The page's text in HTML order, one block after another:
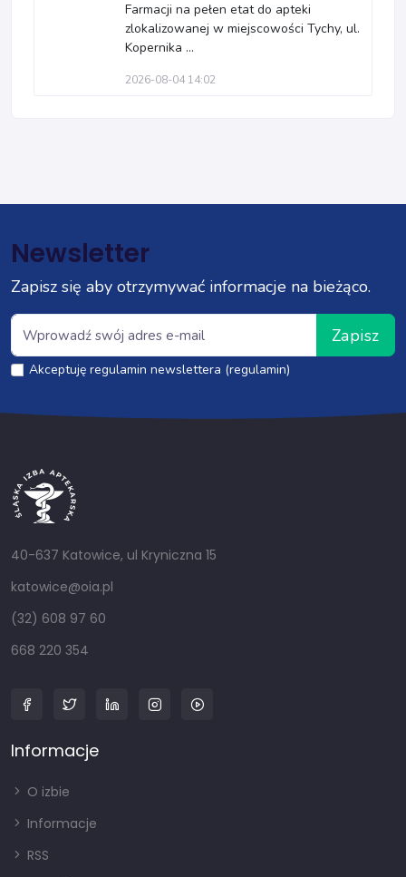
Farmacji na pełen etat do apteki
zlokalizowanej w miejscowości Tychy, ul.
Kopernika ...
2026-08-04 14:02
Newsletter
Zapisz się aby otrzymywać informacje na bieżąco.
Zapisz
Akceptuję regulamin newslettera (regulamin)
40-637 Katowice, ul Kryniczna 15
katowice@oia.pl
(32) 608 97 60
668 220 354
Informacje
O izbie
Informacje
RSS